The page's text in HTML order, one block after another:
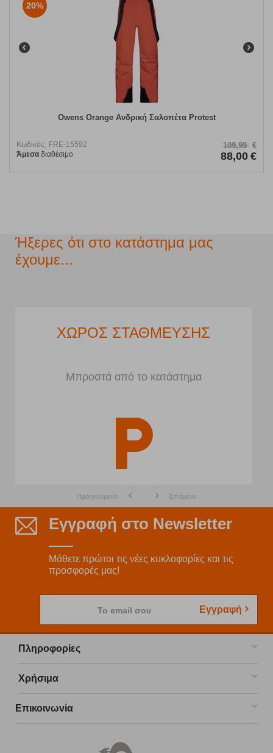
20%
Owens Orange Ανδρική Σαλοπέτα Protest
Κωδικός: FRE-15592
Άμεσα διαθέσιμο
109,99 €
88,00 €
Ήξερες ότι στο κατάστημα μας
έχουμε...
ΧΩΡΟΣ ΣΤΑΘΜΕΥΣΗΣ
Μπροστά από το κατάστημα
Προηγούμενο Επόμενο
Εγγραφή στο Newsletter
Μάθετε πρώτοι τις νέες κυκλοφορίες και τις
προσφορές μας!
Το email σου Εγγραφή
Πληροφορίες
Χρήσιμα
Επικοινωνία